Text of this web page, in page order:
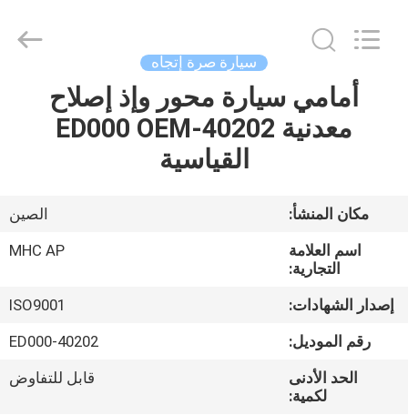
الصفحة
الرئيسية
معلومات
جولة
Limited.
سيارة صرة إتجاه
أمامي سيارة محور وإذ إصلاح
معدنية 40202-ED000 OEM
القياسية
مكان المنشأ:
الصين
اسم العلامة
التجارية:
MHC AP
إصدار الشهادات:
ISO9001
رقم الموديل:
40202-ED000
الحد الأدنى
لكمية:
قابل للتفاوض